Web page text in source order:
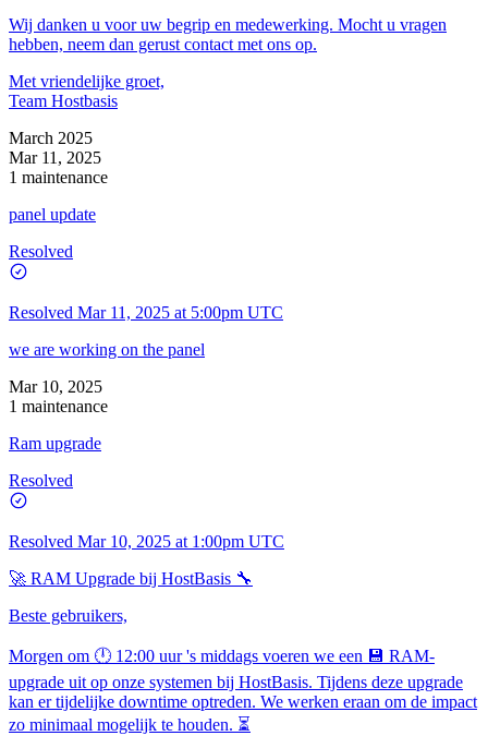
Wij danken u voor uw begrip en medewerking. Mocht u vragen
hebben, neem dan gerust contact met ons op.
Met vriendelijke groet,
Team Hostbasis
March 2025
Mar 11, 2025
1 maintenance
panel update
Resolved
Resolved Mar 11, 2025 at 5:00pm UTC
we are working on the panel
Mar 10, 2025
1 maintenance
Ram upgrade
Resolved
Resolved Mar 10, 2025 at 1:00pm UTC
🚀 RAM Upgrade bij HostBasis 🔧
Beste gebruikers,
Morgen om 🕛 12:00 uur 's middags voeren we een 💾 RAM-
upgrade uit op onze systemen bij HostBasis. Tijdens deze upgrade
kan er tijdelijke downtime optreden. We werken eraan om de impact
zo minimaal mogelijk te houden. ⏳